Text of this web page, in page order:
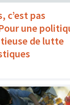
c’est pas
une
de lutte